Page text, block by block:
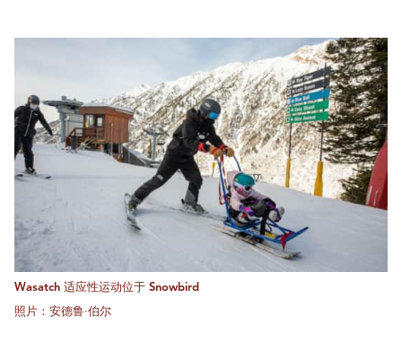
Wasatch 适应性运动位于 Snowbird
照片：安德鲁·伯尔